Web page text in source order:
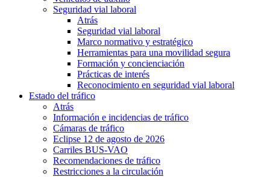
Seguridad vial laboral
Atrás
Seguridad vial laboral
Marco normativo y estratégico
Herramientas para una movilidad segura
Formación y concienciación
Prácticas de interés
Reconocimiento en seguridad vial laboral
Estado del tráfico
Atrás
Información e incidencias de tráfico
Cámaras de tráfico
Eclipse 12 de agosto de 2026
Carriles BUS-VAO
Recomendaciones de tráfico
Restricciones a la circulación